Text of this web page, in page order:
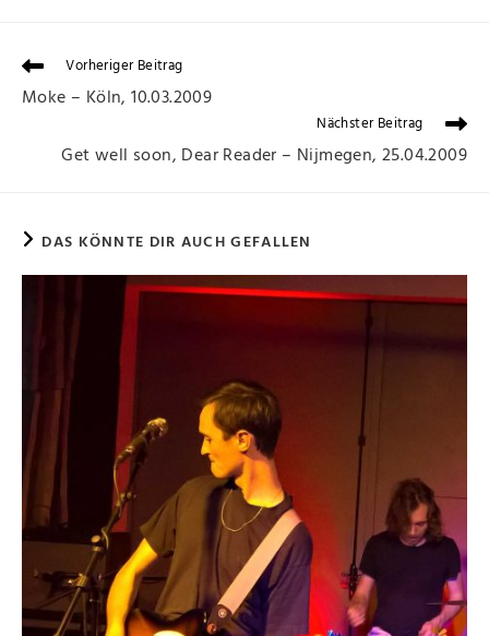
Vorheriger Beitrag
Moke – Köln, 10.03.2009
Nächster Beitrag
Get well soon, Dear Reader – Nijmegen, 25.04.2009
DAS KÖNNTE DIR AUCH GEFALLEN